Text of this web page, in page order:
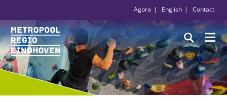
Agora English Contact